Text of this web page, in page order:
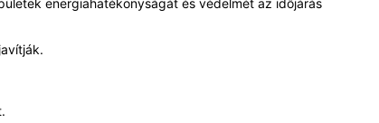
energiahatékonyságát és védelmét az időjárás